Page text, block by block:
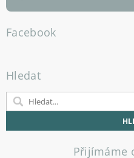
Facebook
Hledat
Přijímáme